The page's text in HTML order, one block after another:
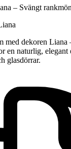
– Svängt
med dekoren Liana
en naturlig,
glasdörrar.